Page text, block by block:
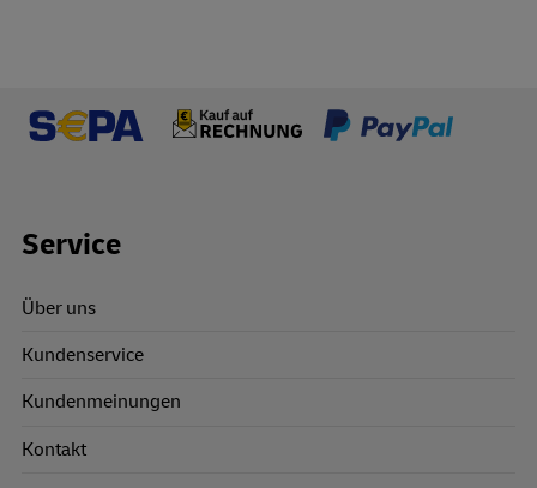
Footer Links
Service
Über uns
Kundenservice
Kundenmeinungen
Kontakt